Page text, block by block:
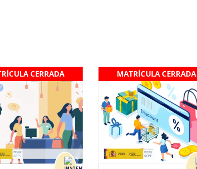
CERRADA MATRÍCULA CERRADA